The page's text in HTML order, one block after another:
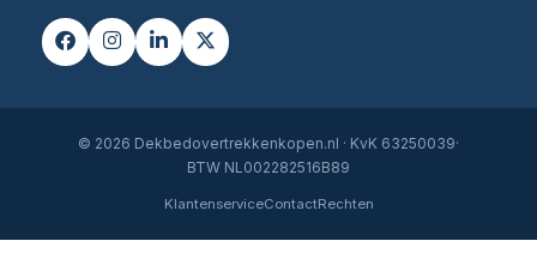
© 2026 Dekbedovertrekkenkopen.nl · KvK 63250039·
BTW NL002282516B89
KlantenserviceContactRechten